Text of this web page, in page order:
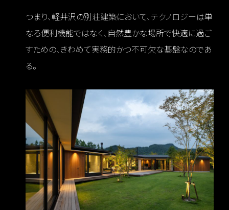
つまり、軽井沢の別荘建築において、テクノロジーは単
なる便利機能ではなく、自然豊かな場所で快適に過ご
すための、きわめて実務的かつ不可欠な基盤なのであ
る。